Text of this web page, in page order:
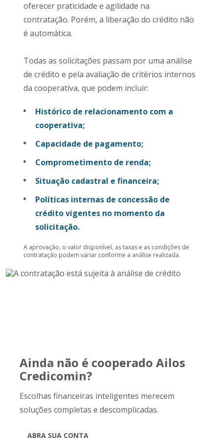
oferecer praticidade e agilidade na
contratação. Porém, a liberação do crédito não
é automática.
Todas as solicitações passam por uma análise
de crédito e pela avaliação de critérios internos
da cooperativa, que podem incluir:
Histórico de relacionamento com a
cooperativa;
Capacidade de pagamento;
Comprometimento de renda;
Situação cadastral e financeira;
Políticas internas de concessão de
crédito vigentes no momento da
solicitação.
A aprovação, o valor disponível, as taxas e as condições de
contratação podem variar conforme a análise realizada.
Ainda não é cooperado Ailos
Credicomin?
Escolhas financeiras inteligentes merecem
soluções completas e descomplicadas.
ABRA SUA CONTA